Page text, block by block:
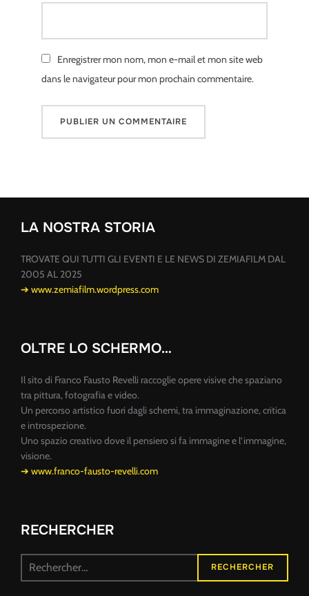
Enregistrer mon nom, mon e-mail et mon site web
dans le navigateur pour mon prochain commentaire.
LA NOSTRA STORIA
TROVATE QUI TUTTI GLI EVENTI E LE NEWS DI ZEMIAFILM DAL
2005 AL 2025
➔ www.zemiafilm.wordpress.com
OLTRE LO SCHERMO…
Il sito di Franco Fausto Revelli raccoglie opere visive che spaziano
tra pittura, fotografia e video.
Un percorso artistico fuori dagli schemi, tra immaginazione, critica
e introspezione.
Uno spazio creativo dove il pensiero si fa immagine e l’immagine,
visione.
➔ www.franco-fausto-revelli.com
RECHERCHER
Recherche
RECHERCHER